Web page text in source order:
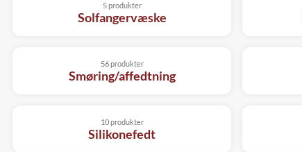
Solfangervæske
5 produkter
Smøring/affedtning
56 produkter
Silikonefedt
10 produkter